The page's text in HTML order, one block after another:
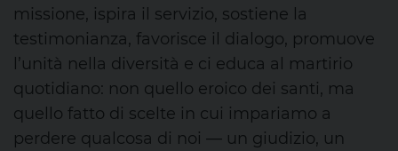
missione, ispira il servizio, sostiene la
testimonianza, favorisce il dialogo, promuove
l’unità nella diversità e ci educa al martirio
quotidiano: non quello eroico dei santi, ma
quello fatto di scelte in cui impariamo a
perdere qualcosa di noi — un giudizio, un